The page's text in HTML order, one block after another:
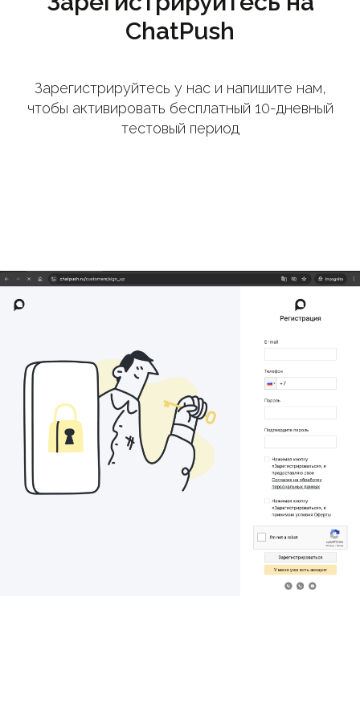
ChatPush
Зарегистрируйтесь у нас и напишите нам,
чтобы активировать бесплатный 10-дневный
тестовый период